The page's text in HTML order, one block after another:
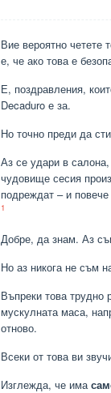
Вие вероятно четете
е, че ако това е
Е, поздравления,
Decaduro е за.
Но точно преди да
Аз се удари в
чудовище сесия
подреждат – и
1
Добре, да знам. Аз
Но аз никога не съм
Въпреки това трудно
мускулната маса,
отново.
Всеки от това ви
Изглежда, че има